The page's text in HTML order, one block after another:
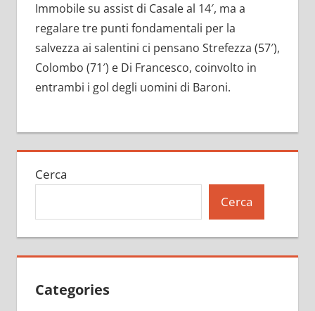
Immobile su assist di Casale al 14′, ma a
regalare tre punti fondamentali per la
salvezza ai salentini ci pensano Strefezza (57′),
Colombo (71′) e Di Francesco, coinvolto in
entrambi i gol degli uomini di Baroni.
Cerca
Cerca
Categories